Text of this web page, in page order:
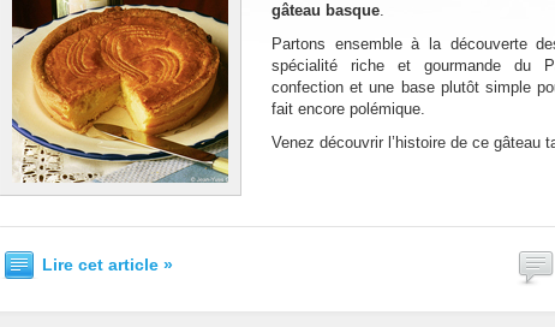
gâteau basque.
Partons ensemble à la découverte
spécialité riche et gourmande du
confection et une base plutôt simple
fait encore polémique.
Venez découvrir l’histoire de ce gâteau
Lire cet article »